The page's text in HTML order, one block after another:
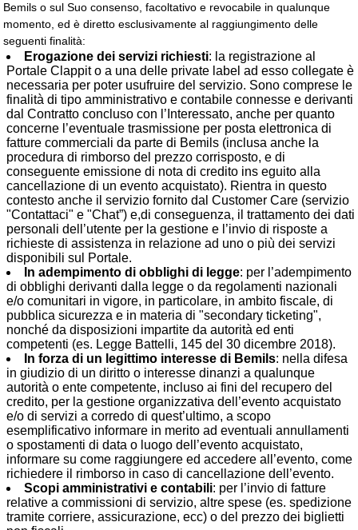
Bemils o sul Suo consenso, facoltativo e revocabile in qualunque
momento, ed è diretto esclusivamente al raggiungimento delle
seguenti finalità:
Erogazione dei servizi richiesti: la registrazione al
Portale Clappit o a una delle private label ad esso collegate è
necessaria per poter usufruire del servizio. Sono comprese le
finalità di tipo amministrativo e contabile connesse e derivanti
dal Contratto concluso con l’Interessato, anche per quanto
concerne l’eventuale trasmissione per posta elettronica di
fatture commerciali da parte di Bemils (inclusa anche la
procedura di rimborso del prezzo corrisposto, e di
conseguente emissione di nota di credito ins eguito alla
cancellazione di un evento acquistato). Rientra in questo
contesto anche il servizio fornito dal Customer Care (servizio
"Contattaci" e "Chat”) e,di conseguenza, il trattamento dei dati
personali dell’utente per la gestione e l’invio di risposte a
richieste di assistenza in relazione ad uno o più dei servizi
disponibili sul Portale.
In adempimento di obblighi di legge: per l’adempimento
di obblighi derivanti dalla legge o da regolamenti nazionali
e/o comunitari in vigore, in particolare, in ambito fiscale, di
pubblica sicurezza e in materia di "secondary ticketing",
nonché da disposizioni impartite da autorità ed enti
competenti (es. Legge Battelli, 145 del 30 dicembre 2018).
In forza di un legittimo interesse di Bemils: nella difesa
in giudizio di un diritto o interesse dinanzi a qualunque
autorità o ente competente, incluso ai fini del recupero del
credito, per la gestione organizzativa dell’evento acquistato
e/o di servizi a corredo di quest’ultimo, a scopo
esemplificativo informare in merito ad eventuali annullamenti
o spostamenti di data o luogo dell’evento acquistato,
informare su come raggiungere ed accedere all’evento, come
richiedere il rimborso in caso di cancellazione dell’evento.
Scopi amministrativi e contabili: per l’invio di fatture
relative a commissioni di servizio, altre spese (es. spedizione
tramite corriere, assicurazione, ecc) o del prezzo dei biglietti